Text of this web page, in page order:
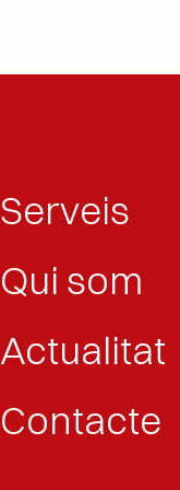
Serveis
Qui som
Actualitat
Contacte